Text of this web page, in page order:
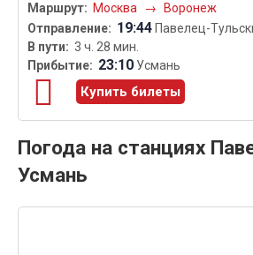
Москва
→ Воронеж
19:44 Павелец-
3 ч. 28 мин.
23:10 Усмань
Купить билеты
Погода на станциях
Усмань